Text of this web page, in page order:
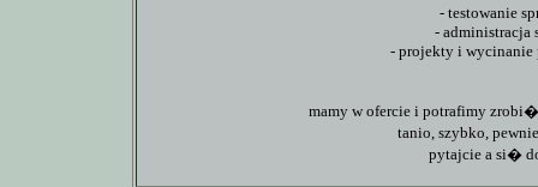
- testowanie
- administracja
- projekty i wycinanie
mamy w ofercie i potrafimy
tanio, szybko,
pytajcie a si�